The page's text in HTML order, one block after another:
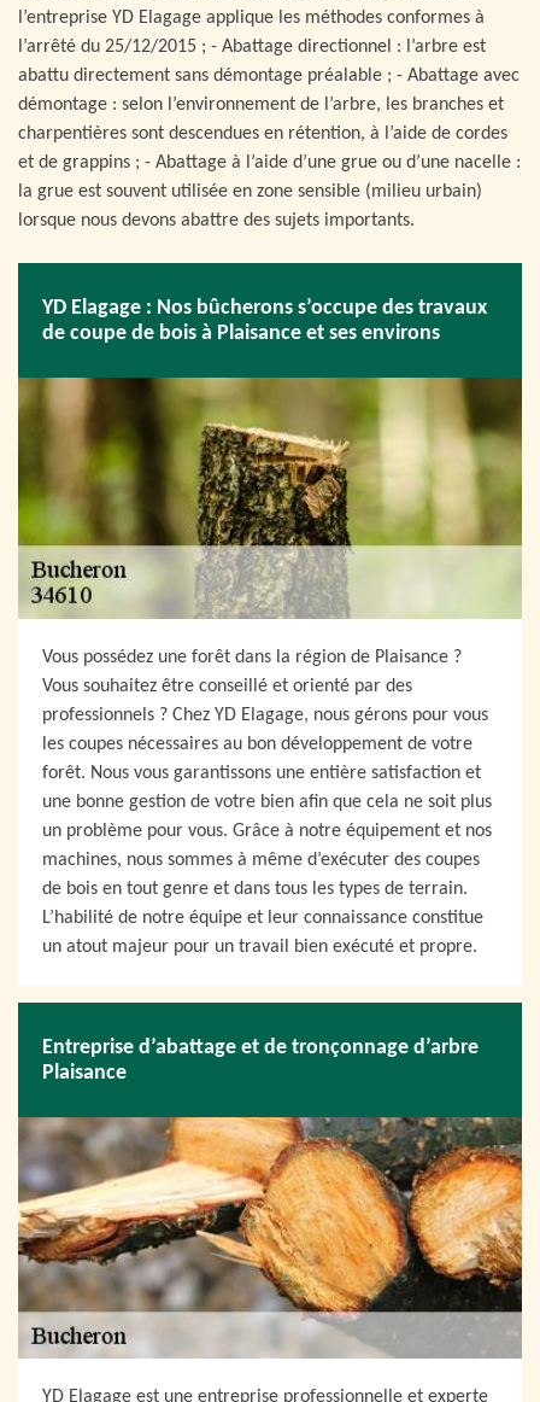
l’entreprise YD Elagage applique les méthodes conformes à
l’arrêté du 25/12/2015 ; - Abattage directionnel : l’arbre est
abattu directement sans démontage préalable ; - Abattage avec
démontage : selon l’environnement de l’arbre, les branches et
charpentières sont descendues en rétention, à l’aide de cordes
et de grappins ; - Abattage à l’aide d’une grue ou d’une nacelle :
la grue est souvent utilisée en zone sensible (milieu urbain)
lorsque nous devons abattre des sujets importants.
YD Elagage : Nos bûcherons s’occupe des travaux
de coupe de bois à Plaisance et ses environs
Vous possédez une forêt dans la région de Plaisance ?
Vous souhaitez être conseillé et orienté par des
professionnels ? Chez YD Elagage, nous gérons pour vous
les coupes nécessaires au bon développement de votre
forêt. Nous vous garantissons une entière satisfaction et
une bonne gestion de votre bien afin que cela ne soit plus
un problème pour vous. Grâce à notre équipement et nos
machines, nous sommes à même d’exécuter des coupes
de bois en tout genre et dans tous les types de terrain.
L’habilité de notre équipe et leur connaissance constitue
un atout majeur pour un travail bien exécuté et propre.
Entreprise d’abattage et de tronçonnage d’arbre
Plaisance
YD Elagage est une entreprise professionnelle et experte